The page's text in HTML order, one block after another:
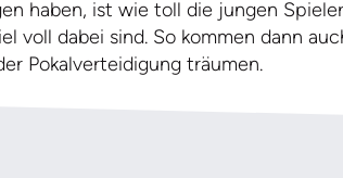
haben, ist wie toll die jungen
voll dabei sind. So kommen dann
Pokalverteidigung träumen.